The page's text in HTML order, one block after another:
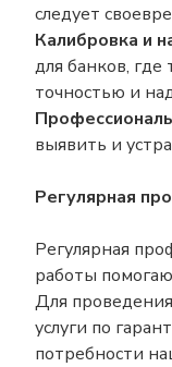
следует
Калибровка и
для банков,
точностью и
выявить и
Регулярная
Регулярная
работы
Для
услуги по
потребности